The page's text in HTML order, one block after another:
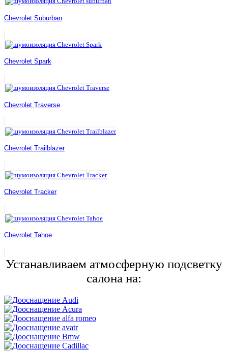
Chevrolet Suburban
Chevrolet Spark
Chevrolet Traverse
Chevrolet Trailblazer
Chevrolet Tracker
Chevrolet Tahoe
Устанавливаем атмосферную подсветку
салона на: